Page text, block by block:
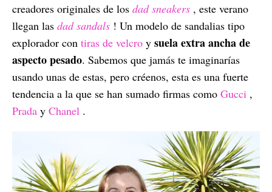
creadores originales de los dad sneakers , este verano
llegan las dad sandals ! Un modelo de sandalias tipo
explorador con tiras de velcro y suela extra ancha de
aspecto pesado. Sabemos que jamás te imaginarías
usando unas de estas, pero créenos, esta es una fuerte
tendencia a la que se han sumado firmas como Gucci ,
Prada y Chanel .